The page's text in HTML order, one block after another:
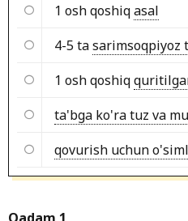
1 osh qoshiqasal
4-5 tasarimsoqpiyoz
1 osh qoshiq
ta'bga ko'ra tuz va
qovurish uchun